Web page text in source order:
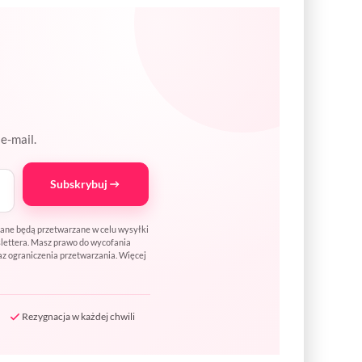
mail.
Subskrybuj
będą przetwarzane w celu wysyłki
Masz prawo do wycofania
ograniczenia przetwarzania. Więcej
Rezygnacja w każdej chwili